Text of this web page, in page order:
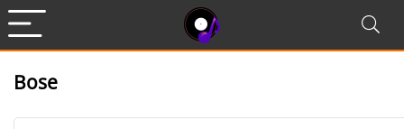
Bose